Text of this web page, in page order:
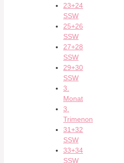
23+24
SSW
25+26
SSW
27+28
SSW
29+30
SSW
3.
Monat
3.
Trimenon
31+32
SSW
33+34
SSW